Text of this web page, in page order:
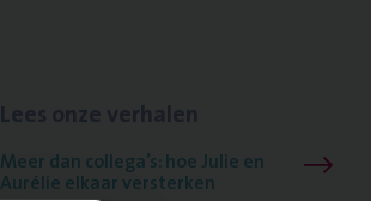
Meer dan collega’s: hoe Julie en
Aurélie elkaar versterken